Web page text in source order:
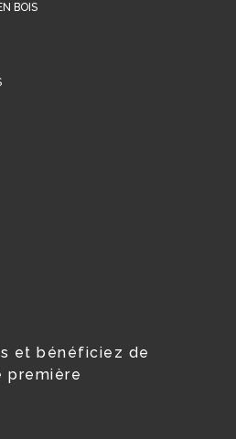
BOIS
et bénéficiez de
première